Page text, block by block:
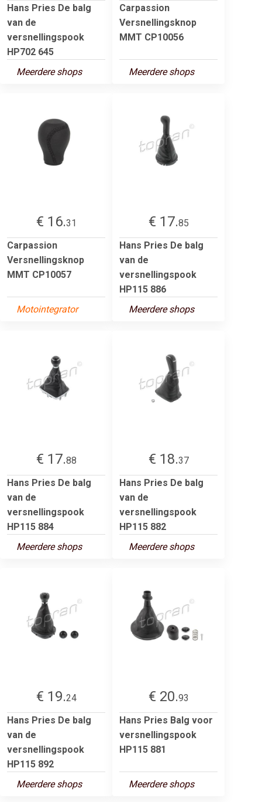
Hans Pries De balg
van de
versnellingspook
HP702 645
Meerdere shops
Carpassion
Versnellingsknop
MMT CP10056
Meerdere shops
€ 16.31
Carpassion
Versnellingsknop
MMT CP10057
Motointegrator
€ 17.85
Hans Pries De balg
van de
versnellingspook
HP115 886
Meerdere shops
€ 17.88
Hans Pries De balg
van de
versnellingspook
HP115 884
Meerdere shops
€ 18.37
Hans Pries De balg
van de
versnellingspook
HP115 882
Meerdere shops
€ 19.24
Hans Pries De balg
van de
versnellingspook
HP115 892
Meerdere shops
€ 20.93
Hans Pries Balg voor
versnellingspook
HP115 881
Meerdere shops